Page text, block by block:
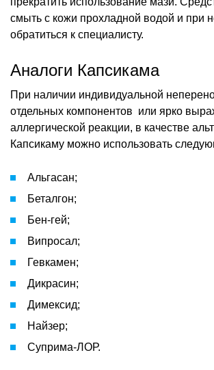
смыть с кожи прохладной водой и при
обратиться к специалисту.
Аналоги Капсикама
При наличии индивидуальной
отдельных компонентов или ярко
аллергической реакции, в качестве
Капсикаму можно использовать
Альгасан;
Беталгон;
Бен-гей;
Випросал;
Гевкамен;
Дикрасин;
Димексид;
Найзер;
Суприма-ЛОР.